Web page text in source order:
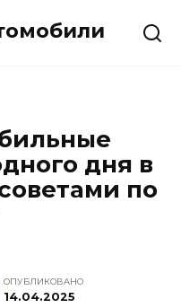
дня в
по
ОПУБЛИКОВАНО
14.04.2025